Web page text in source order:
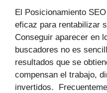
El Posicionamiento
eficaz para rentabilizar
Conseguir aparecer en
buscadores no es
resultados que se
compensan el trabajo,
invertidos.